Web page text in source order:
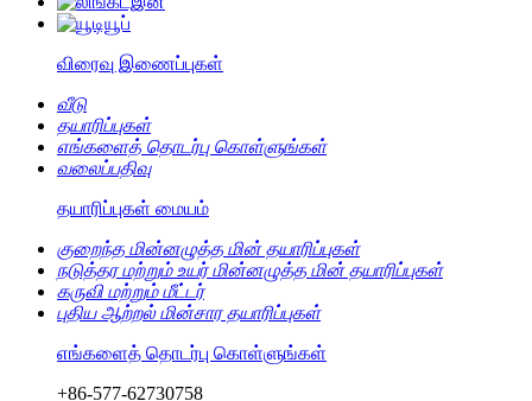
விரைவு இணைப்புகள்
வீடு
தயாரிப்புகள்
எங்களைத் தொடர்பு கொள்ளுங்கள்
வலைப்பதிவு
தயாரிப்புகள் மையம்
குறைந்த மின்னழுத்த மின் தயாரிப்புகள்
நடுத்தர மற்றும் உயர் மின்னழுத்த மின் தயாரிப்புகள்
கருவி மற்றும் மீட்டர்
புதிய ஆற்றல் மின்சார தயாரிப்புகள்
எங்களைத் தொடர்பு கொள்ளுங்கள்
+86-577-62730758